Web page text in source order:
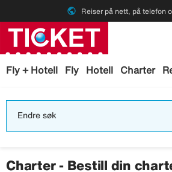
public Reiser på nett, på telefon
Fly + Hotell Fly Hotell Charter
Endre søk
Charter - Bestill din